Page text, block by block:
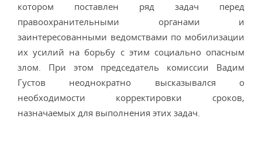
котором поставлен ряд задач перед
правоохранительными органами и
заинтересованными ведомствами по мобилизации
их усилий на борьбу с этим социально опасным
злом. При этом председатель комиссии Вадим
Густов неоднократно высказывался о
необходимости корректировки сроков,
назначаемых для выполнения этих задач.